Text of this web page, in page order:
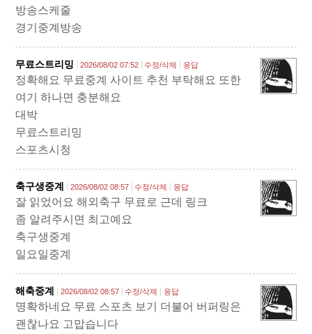
방송스케줄
경기중계방송
무료스트리밍 2026/08/02 07:52 수정/삭제 응답
정확해요 무료중계 사이트 추천 부탁해요 또한
여기 하나면 충분해요
대박
무료스트리밍
스포츠시청
축구생중계 2026/08/02 08:57 수정/삭제 응답
잘 읽었어요 해외축구 무료로 근데 링크
좀 알려주시면 최고예요
축구생중계
일요일중계
해축중계 2026/08/02 08:57 수정/삭제 응답
명확하네요 무료 스포츠 보기 더불어 버퍼링은
괜찮나요 고맙습니다